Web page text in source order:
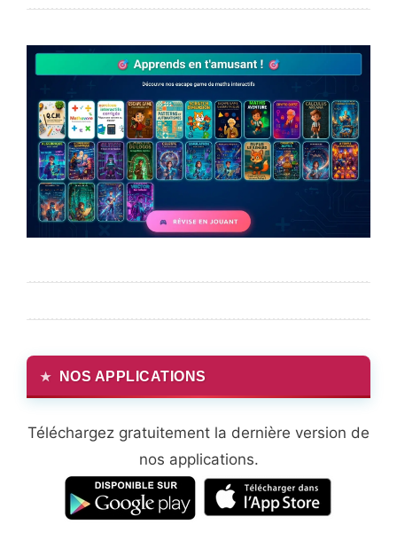
NOS APPLICATIONS
Téléchargez gratuitement la dernière version de
nos applications.